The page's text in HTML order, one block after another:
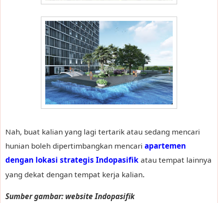
Nah, buat kalian yang lagi tertarik atau sedang mencari
hunian boleh dipertimbangkan mencari apartemen
dengan lokasi strategis Indopasifik atau tempat lainnya
yang dekat dengan tempat kerja kalian.
Sumber gambar: website Indopasifik